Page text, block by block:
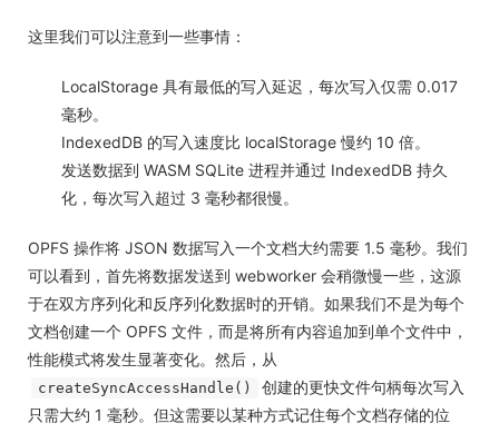
这里我们可以注意到一些事情：
LocalStorage 具有最低的写入延迟，每次写入仅需 0.017
毫秒。
IndexedDB 的写入速度比 localStorage 慢约 10 倍。
发送数据到 WASM SQLite 进程并通过 IndexedDB 持久
化，每次写入超过 3 毫秒都很慢。
OPFS 操作将 JSON 数据写入一个文档大约需要 1.5 毫秒。我们
可以看到，首先将数据发送到 webworker 会稍微慢一些，这源
于在双方序列化和反序列化数据时的开销。如果我们不是为每个
文档创建一个 OPFS 文件，而是将所有内容追加到单个文件中，
性能模式将发生显著变化。然后，从
createSyncAccessHandle()
创建的更快文件句柄每次写入
只需大约 1 毫秒。但这需要以某种方式记住每个文档存储的位